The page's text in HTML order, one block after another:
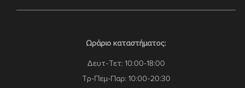
Ωράριο καταστήματος:
Δευτ-Τετ: 10:00-18:00
Τρ-Πεμ-Παρ: 10:00-20:30